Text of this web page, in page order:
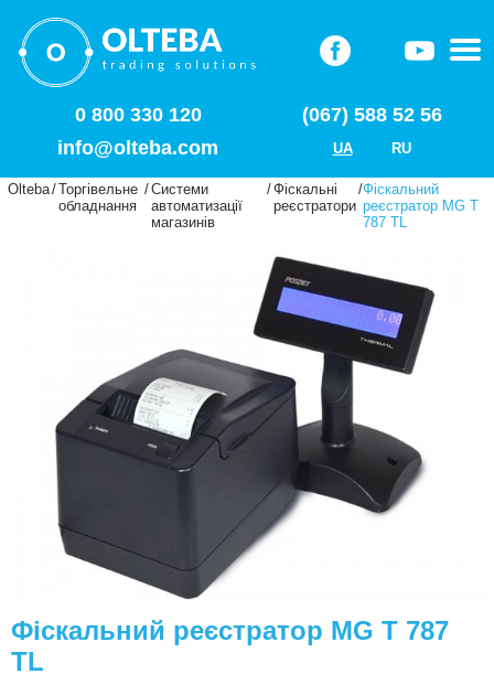
0 800 330 120
(067) 588 52 56
info@olteba.com
UA RU
Olteba/Торгівельне
обладнання
/Системи
автоматизації
магазинів
/Фіскальні
реєстратори
/Фіскальний
реєстратор MG T
787 TL
Фіскальний реєстратор MG T 787
TL